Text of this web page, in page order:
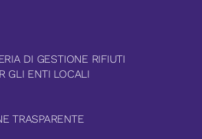
DI GESTIONE RIFIUTI
GLI ENTI LOCALI
TRASPARENTE